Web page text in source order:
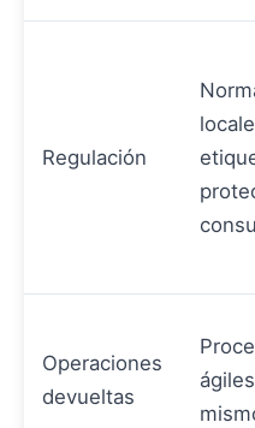
Regulación
Operaciones
devueltas